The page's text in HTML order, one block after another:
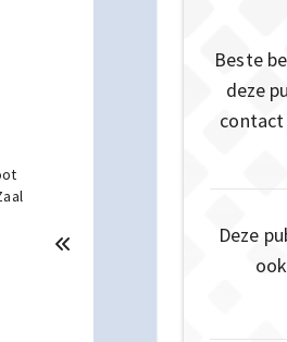
Beste
deze
Deze